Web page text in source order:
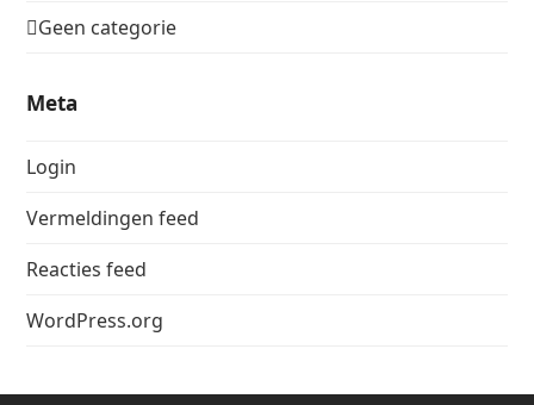
Geen categorie
Meta
Login
Vermeldingen feed
Reacties feed
WordPress.org